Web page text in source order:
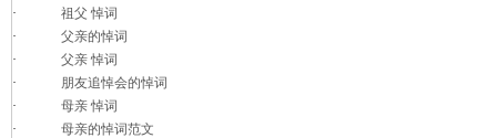
·
祖父 悼词
·
父亲的悼词
·
父亲 悼词
·
朋友追悼会的悼词
·
母亲 悼词
·
母亲的悼词范文